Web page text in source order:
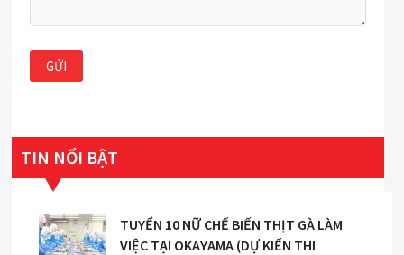
TIN NỔI BẬT
TUYỂN 10 NỮ CHẾ BIẾN THỊT GÀ LÀM
VIỆC TẠI OKAYAMA (DỰ KIẾN THI